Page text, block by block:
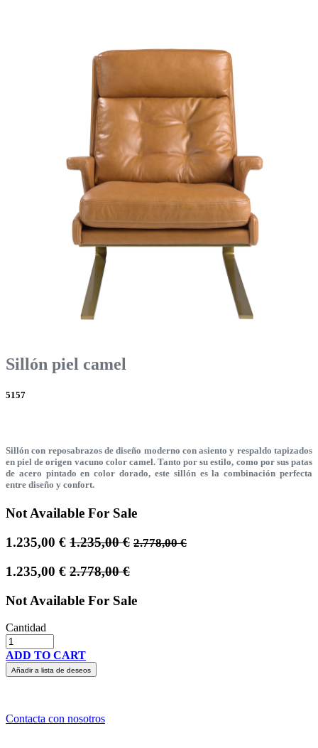
Sillón piel camel
5157
Sillón con reposabrazos de diseño moderno con asiento y respaldo tapizados
en piel de origen vacuno color camel. Tanto por su estilo, como por sus patas
de acero pintado en color dorado, este sillón es la combinación perfecta
entre diseño y confort.
Not Available For Sale
1.235,00 € 1.235,00€ 2.778,00€
1.235,00 € 2.778,00€
Not Available For Sale
Cantidad
ADD TO CART
Añadir a lista de deseos
Contacta con nosotros